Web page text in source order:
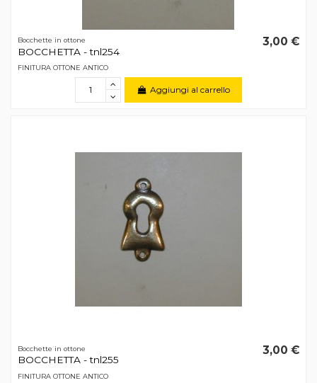
Bocchette in ottone
BOCCHETTA - tnl254
3,00 €
FINITURA OTTONE ANTICO
Aggiungi al carrello
Bocchette in ottone
BOCCHETTA - tnl255
3,00 €
FINITURA OTTONE ANTICO